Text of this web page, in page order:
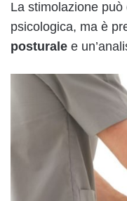
La stimolazione
psicologica, ma è
posturale e